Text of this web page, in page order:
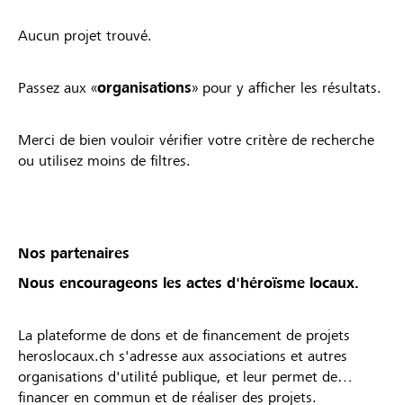
Aucun projet trouvé.
Passez aux «organisations» pour y afficher les résultats.
Merci de bien vouloir vérifier votre critère de recherche
ou utilisez moins de filtres.
Nos partenaires
Nous encourageons les actes d'héroïsme locaux.
La plateforme de dons et de financement de projets
heroslocaux.ch s'adresse aux associations et autres
organisations d'utilité publique, et leur permet de
financer en commun et de réaliser des projets.